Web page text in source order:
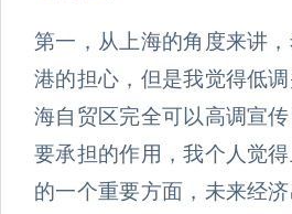
第一，从上海的角度来讲
港的担心，但是我觉得低
海自贸区完全可以高调宣
要承担的作用，我个人觉
的一个重要方面，未来经